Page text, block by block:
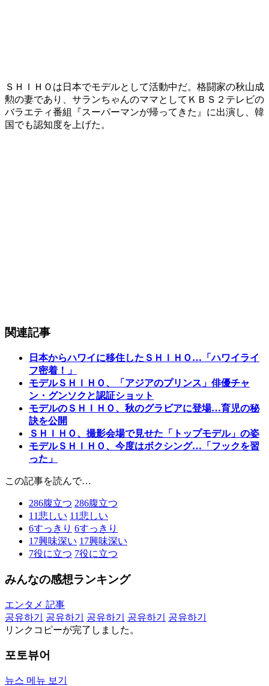
ＳＨＩＨＯは日本でモデルとして活動中だ。格闘家の秋山成
勲の妻であり、サランちゃんのママとしてＫＢＳ２テレビの
バラエティ番組『スーパーマンが帰ってきた』に出演し、韓
国でも認知度を上げた。
関連記事
日本からハワイに移住したＳＨＩＨＯ…「ハワイライ
フ密着！」
モデルＳＨＩＨＯ、「アジアのプリンス」俳優チャ
ン・グンソクと認証ショット
モデルのＳＨＩＨＯ、秋のグラビアに登場…育児の秘
訣を公開
ＳＨＩＨＯ、撮影会場で見せた「トップモデル」の姿
モデルＳＨＩＨＯ、今度はボクシング…「フックを習
った」
この記事を読んで…
286腹立つ 286腹立つ
11悲しい 11悲しい
6すっきり 6すっきり
17興味深い 17興味深い
7役に立つ 7役に立つ
みんなの感想ランキング
エンタメ 記事
공유하기
공유하기 공유하기 공유하기
공유하기
リンクコピーが完了しました。
포토뷰어
뉴스 메뉴 보기